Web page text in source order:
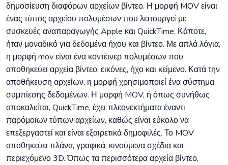
δημοσίευση διαφόρων αρχείων βίντεο. Η μορφή MOV είναι
ένας τύπος αρχείου πολυμέσων που λειτουργεί με
συσκευές αναπαραγωγής Apple και QuickTime. Κάποτε,
ήταν μοναδικό για δεδομένα ήχου και βίντεο. Με απλά λόγια,
η μορφή mov είναι ένα κοντέινερ πολυμέσων που
αποθηκεύει αρχεία βίντεο, εικόνες, ήχο και κείμενο. Κατά την
αποθήκευση αρχείων, η μορφή χρησιμοποιεί ένα σύστημα
συμπίεσης δεδομένων. Η μορφή MOV, ή όπως συνήθως
αποκαλείται, QuickTime, έχει πλεονεκτήματα έναντι
παρόμοιων τύπων αρχείων, καθώς είναι εύκολο να
επεξεργαστεί και είναι εξαιρετικά δημοφιλές. Το MOV
αποθηκεύει πλάνα, γραφικά, κινούμενα σχέδια και
περιεχόμενο 3D. Όπως τα περισσότερα αρχεία βίντεο,